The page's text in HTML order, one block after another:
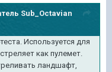
Sub_Octavian
Используется для
как пулемет.
ландшафт,